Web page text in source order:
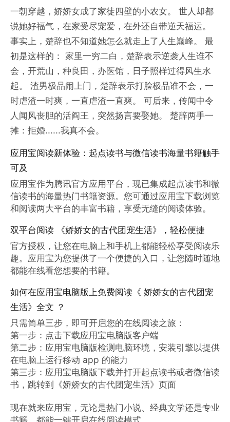
一朝穿越，娇娇女成了家徒四壁的小农女。 世人却都
说她好福气，在家受尽宠爱，在外还自带逆天福运。
事实上，楚辞也不知道她怎么就走上了人生巅峰。 最
初是这样的： 家里一穷二白，楚辞表示逆袭人生谁不
会，开荒山，种良田，办医馆，日子照样过得风生水
起。 渣男极品闹上门，楚辞表示打脸极品谁不会，一
时虐渣一时爽，一直虐渣一直爽。 可后来，传闻中令
人闻风丧胆的活阎王，突然扬言要娶她。 楚辞两手一
摊：拒婚......我真不会。
应用宝阅读新体验：起点读书与微信读书海量书籍触手
可及
应用宝作为腾讯官方应用平台，现已集成起点读书和微
信读书的海量热门书籍资源。您可通过应用宝下载浏览
和阅读两大平台的丰富书籍，享受无缝的阅读体验。
双平台阅读 《娇娇女的古代团宠生活》，轻松便捷
官方授权，让您在电脑上和手机上都能轻松享受阅读乐
趣。应用宝为您提供了一个便捷的入口，让您随时随地
都能在线看您想要的书籍。
如何在应用宝电脑版上免费阅读《 娇娇女的古代团宠
生活》全文 ？
只需简单三步，即可开启您的在线阅读之旅：
第一步：点击下载应用宝电脑版客户端
第二步：应用宝电脑版检测电脑环境，安装引擎以提供
在电脑上运行移动 app 的能力
第三步：应用宝电脑版下载并打开起点读书或者微信读
书，跳转到《娇娇女的古代团宠生活》页面
现在就来应用宝，无论是热门小说、经典文学还是专业
书籍，都能一键开启在线阅读模式。